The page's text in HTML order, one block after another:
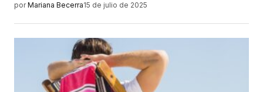
por Mariana Becerra15 de julio de 2025